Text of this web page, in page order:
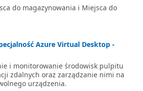
do magazynowania i Miejsca do
Azure Virtual Desktop -
i monitorowanie środowisk pulpitu
zdalnych oraz zarządzanie nimi na
urządzenia.